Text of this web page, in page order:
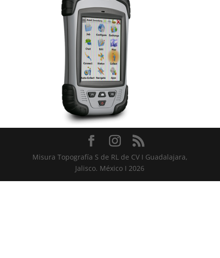
Misura Topografía S de RL de CV I Guadalajara,
Jalisco. México I 2026